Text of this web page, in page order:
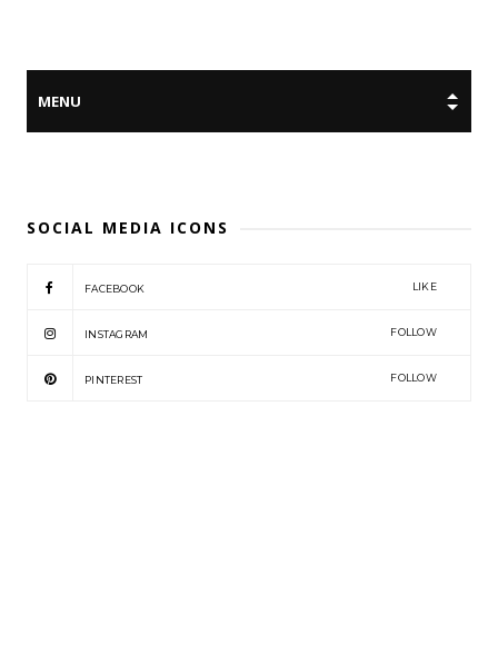
SOCIAL MEDIA ICONS
FACEBOOK LIKE
INSTAGRAM FOLLOW
PINTEREST FOLLOW